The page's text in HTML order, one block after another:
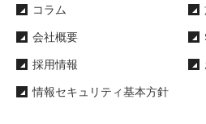
コラム
会社概要
採用情報
情報セキュリティ基本方針